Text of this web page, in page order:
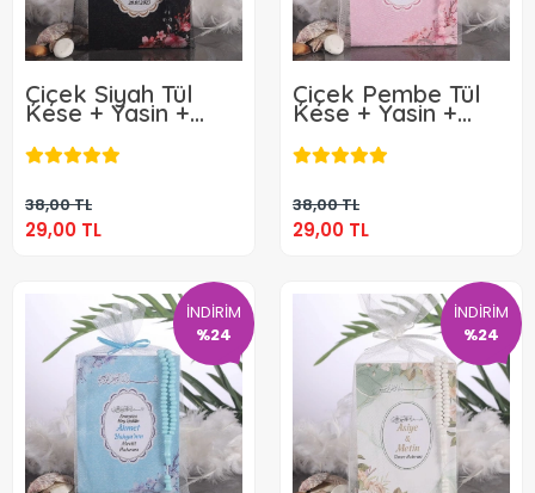
Çiçek Siyah Tül
Kese + Yasin +
Tesbih
38,00 TL
29,00 TL
29,00 TL
Çiçek Pembe Tül
Kese + Yasin +
Tesbih
38,00 TL
29,00 TL
29,00 TL
İNDİRİM
%24
İNDİRİM
%24